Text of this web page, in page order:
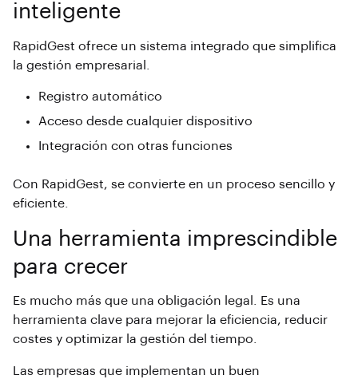
inteligente
RapidGest ofrece un sistema integrado que simplifica
la gestión empresarial.
Registro automático
Acceso desde cualquier dispositivo
Integración con otras funciones
Con RapidGest, se convierte en un proceso sencillo y
eficiente.
Una herramienta imprescindible
para crecer
Es mucho más que una obligación legal. Es una
herramienta clave para mejorar la eficiencia, reducir
costes y optimizar la gestión del tiempo.
Las empresas que implementan un buen